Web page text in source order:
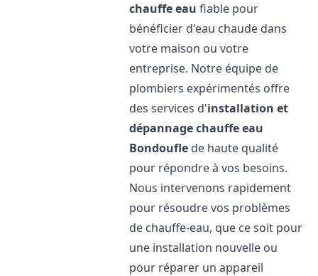
chauffe eau fiable pour
bénéficier d'eau chaude dans
votre maison ou votre
entreprise. Notre équipe de
plombiers expérimentés offre
des services d'installation et
dépannage chauffe eau
Bondoufle de haute qualité
pour répondre à vos besoins.
Nous intervenons rapidement
pour résoudre vos problèmes
de chauffe-eau, que ce soit pour
une installation nouvelle ou
pour réparer un appareil